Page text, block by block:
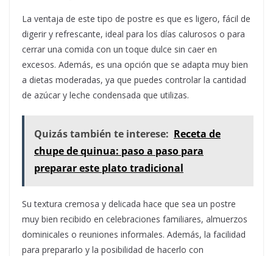
La ventaja de este tipo de postre es que es ligero, fácil de
digerir y refrescante, ideal para los días calurosos o para
cerrar una comida con un toque dulce sin caer en
excesos. Además, es una opción que se adapta muy bien
a dietas moderadas, ya que puedes controlar la cantidad
de azúcar y leche condensada que utilizas.
Quizás también te interese: Receta de
chupe de quinua: paso a paso para
preparar este plato tradicional
Su textura cremosa y delicada hace que sea un postre
muy bien recibido en celebraciones familiares, almuerzos
dominicales o reuniones informales. Además, la facilidad
para prepararlo y la posibilidad de hacerlo con